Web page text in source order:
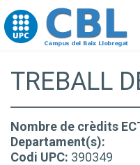
Go to upc.edu
TREBALL
Nombre de crèdits
Departament(s):
Codi UPC: 390349